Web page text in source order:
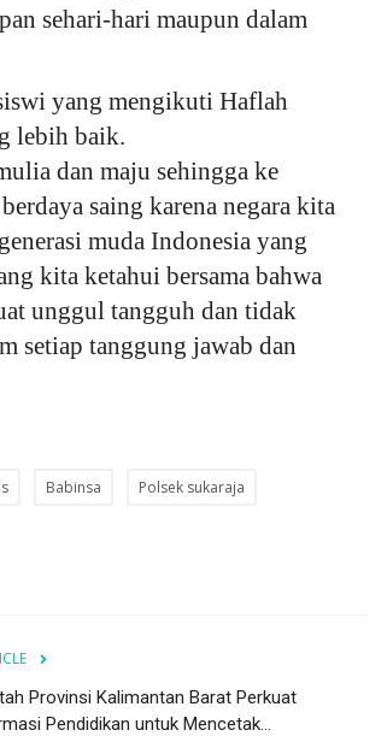
sehari-hari maupun dalam
yang mengikuti Haflah
lebih baik.
dan maju sehingga ke
saing karena negara kita
muda Indonesia yang
kita ketahui bersama bahwa
unggul tangguh dan tidak
setiap tanggung jawab dan
Babinsa Polsek sukaraja
Provinsi Kalimantan Barat Perkuat
Pendidikan untuk Mencetak...